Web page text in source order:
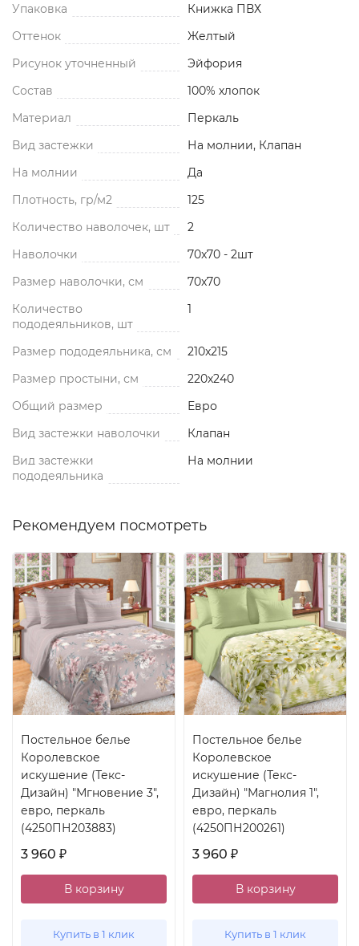
Упаковка
Книжка ПВХ
Оттенок
Желтый
Рисунок уточненный
Эйфория
Состав
100% хлопок
Материал
Перкаль
Вид застежки
На молнии, Клапан
На молнии
Да
Плотность, гр/м2
125
Количество наволочек, шт
2
Наволочки
70x70 - 2шт
Размер наволочки, см
70x70
Количество
пододеяльников, шт
1
Размер пододеяльника, см
210x215
Размер простыни, см
220x240
Общий размер
Евро
Вид застежки наволочки
Клапан
Вид застежки
пододеяльника
На молнии
Рекомендуем посмотреть
Постельное белье
Королевское
искушение (Текс-
Дизайн) "Мгновение 3",
евро, перкаль
(4250ПН203883)
3 960 ₽
В корзину
Купить в 1 клик
Постельное белье
Королевское
искушение (Текс-
Дизайн) "Магнолия 1",
евро, перкаль
(4250ПН200261)
3 960 ₽
В корзину
Купить в 1 клик